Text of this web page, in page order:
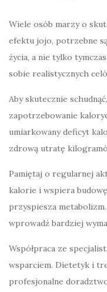
Wiele osób marzy o
efektu jojo, potrzebne
życia, a nie tylko
sobie realistycznych
Aby skutecznie
zapotrzebowanie
umiarkowany deficyt
zdrową utratę
Pamiętaj o regularnej
kalorie i wspiera
przyspiesza
wprowadź bardziej
Współpraca ze
wsparciem. Dietetyk i
profesjonalne